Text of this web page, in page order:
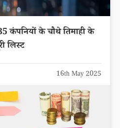
कंपनियों के चौथे तिमाही के
लिस्ट
16th May 2025